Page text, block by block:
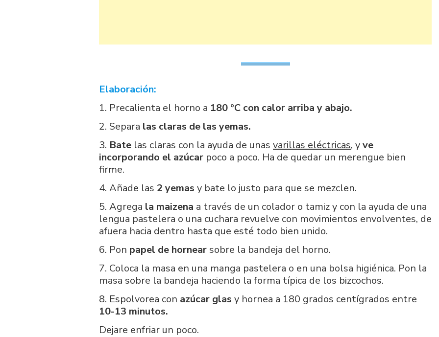
Elaboración:
1. Precalienta el horno a 180 ºC con calor arriba y abajo.
2. Separa las claras de las yemas.
3. Bate las claras con la ayuda de unas varillas eléctricas, yve
incorporando el azúcar poco a poco. Ha de quedar un merengue bien
firme.
4. Añade las 2 yemas y bate lo justo para que se mezclen.
5. Agrega la maizena a través de un colador o tamiz y con la ayuda de una
lengua pastelera o una cuchara revuelve con movimientos envolventes, de
afuera hacia dentro hasta que esté todo bien unido.
6. Pon papel de hornearsobre la bandeja del horno.
7. Coloca la masa en una manga pastelera o en una bolsa higiénica. Pon la
masa sobre la bandeja haciendo la forma típica de los bizcochos.
8. Espolvorea con azúcar glas y hornea a 180 grados centígrados entre
10-13 minutos.
Dejare enfriar un poco.